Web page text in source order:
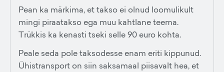
Pean ka märkima, et takso ei olnud loomulikult
mingi piraatakso ega muu kahtlane teema.
Trükkis ka kenasti tseki selle 90 euro kohta.
Peale seda pole taksodesse enam eriti kippunud.
Ühistransport on siin saksamaal piisavalt hea, et